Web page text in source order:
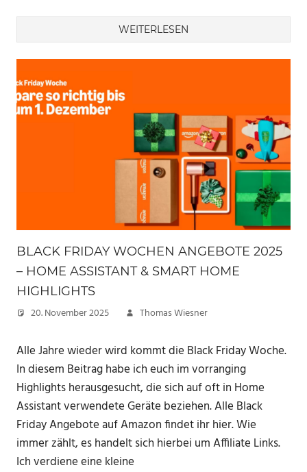
WEITERLESEN
BLACK FRIDAY WOCHEN ANGEBOTE 2025
– HOME ASSISTANT & SMART HOME
HIGHLIGHTS
20. November 2025 Thomas Wiesner
Alle Jahre wieder wird kommt die Black Friday Woche.
In diesem Beitrag habe ich euch im vorranging
Highlights herausgesucht, die sich auf oft in Home
Assistant verwendete Geräte beziehen. Alle Black
Friday Angebote auf Amazon findet ihr hier. Wie
immer zählt, es handelt sich hierbei um Affiliate Links.
Ich verdiene eine kleine